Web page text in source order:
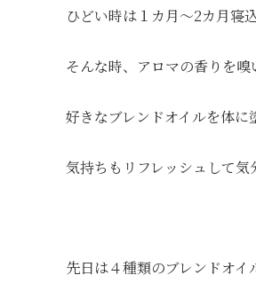
ひどい時は１カ月〜2カ月寝
そんな時、アロマの香りを嗅
好きなブレンドオイルを体に
気持ちもリフレッシュして気
先日は４種類のブレンドオイ